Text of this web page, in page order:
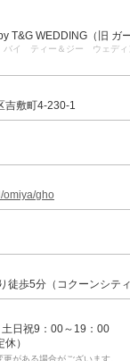
T&G WEDDING（旧 ガ
バイ ティー＆ジー ウェデ
吉敷町4-230-1
omiya/gho
徒歩5分（コクーンシティ
日祝9：00～19：00
）
がある場合がございます。